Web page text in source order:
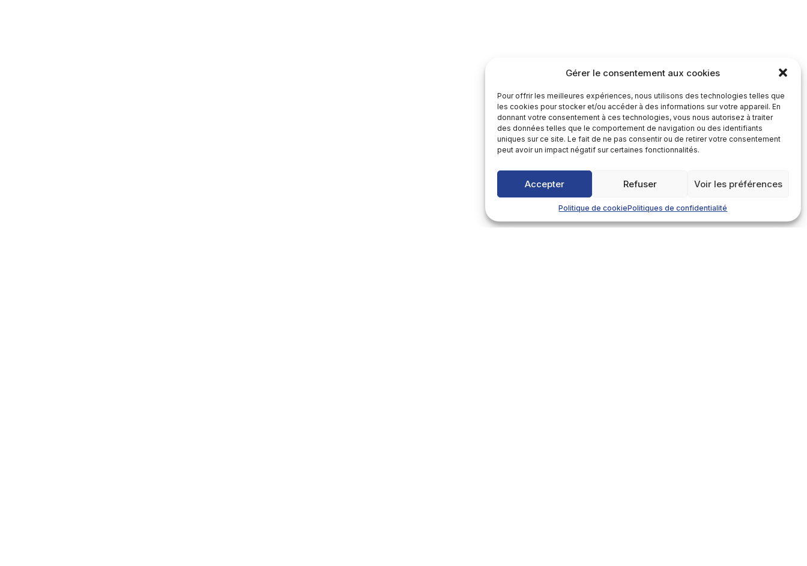
Gérer le consentement aux cookies
Pour offrir les meilleures expériences, nous utilisons des technologies telles que
les cookies pour stocker et/ou accéder à des informations sur votre appareil. En
donnant votre consentement à ces technologies, vous nous autorisez à traiter
des données telles que le comportement de navigation ou des identifiants
uniques sur ce site. Le fait de ne pas consentir ou de retirer votre consentement
peut avoir un impact négatif sur certaines fonctionnalités.
Accepter Refuser Voir les préférences
Politique de cookiePolitiques de confidentialité